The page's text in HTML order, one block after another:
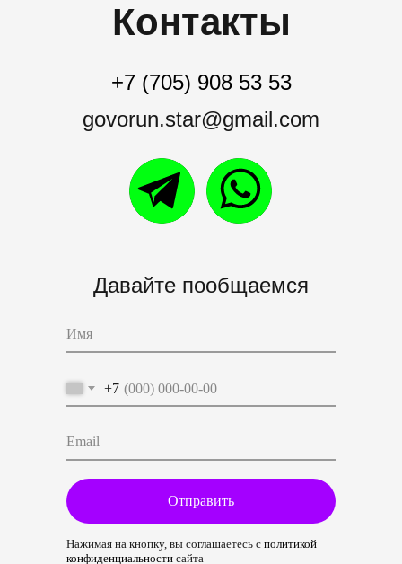
Контакты
govorun.star@gmail.com
+7 (705) 908 53 53
+7
Отправить
Нажимая на кнопку, вы соглашаетесь с политикой
конфиденциальности сайта
Давайте пообщаемся